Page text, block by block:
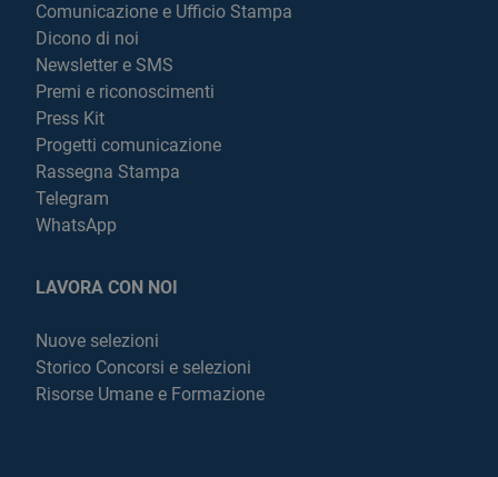
Comunicazione e Ufficio Stampa
Dicono di noi
Newsletter e SMS
Premi e riconoscimenti
Press Kit
Progetti comunicazione
Rassegna Stampa
Telegram
WhatsApp
LAVORA CON NOI
Nuove selezioni
Storico Concorsi e selezioni
Risorse Umane e Formazione